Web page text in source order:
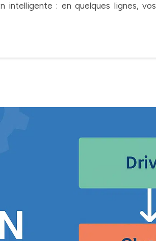
intelligente : en quelques lignes,